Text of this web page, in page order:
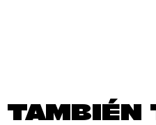
TAMBIÉN